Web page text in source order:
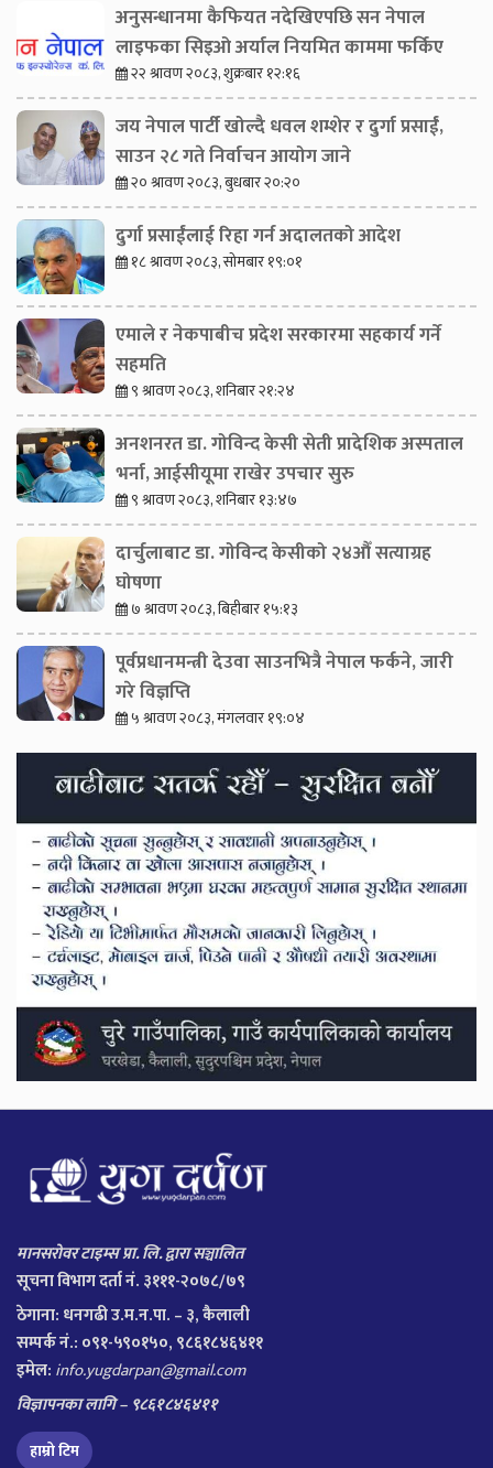
अनुसन्धानमा कैफियत नदेखिएपछि सन नेपाल
लाइफका सिइओ अर्याल नियमित काममा फर्किए
२२ श्रावण २०८३, शुक्रबार १२:१६
जय नेपाल पार्टी खोल्दै धवल शम्शेर र दुर्गा प्रसाईं,
साउन २८ गते निर्वाचन आयोग जाने
२० श्रावण २०८३, बुधबार २०:२०
दुर्गा प्रसाईंलाई रिहा गर्न अदालतको आदेश
१८ श्रावण २०८३, सोमबार १९:०१
एमाले र नेकपाबीच प्रदेश सरकारमा सहकार्य गर्ने
सहमति
९ श्रावण २०८३, शनिबार २१:२४
अनशनरत डा. गोविन्द केसी सेती प्रादेशिक अस्पताल
भर्ना, आईसीयूमा राखेर उपचार सुरु
९ श्रावण २०८३, शनिबार १३:४७
दार्चुलाबाट डा. गोविन्द केसीको २४औँ सत्याग्रह
घोषणा
७ श्रावण २०८३, बिहीबार १५:१३
पूर्वप्रधानमन्त्री देउवा साउनभित्रै नेपाल फर्कने, जारी
गरे विज्ञप्ति
५ श्रावण २०८३, मंगलवार १९:०४
मानसरोवर टाइम्स प्रा. लि. द्वारा सञ्चालित
सूचना विभाग दर्ता नं. ३१११-२०७८/७९
ठेगाना: धनगढी उ.म.न.पा. – ३, कैलाली
सम्पर्क नं.: ०९१-५९०१५०, ९८६१८४६४११
इमेल: info.yugdarpan@gmail.com
विज्ञापनका लागि – ९८६१८४६४११
हाम्रो टिम